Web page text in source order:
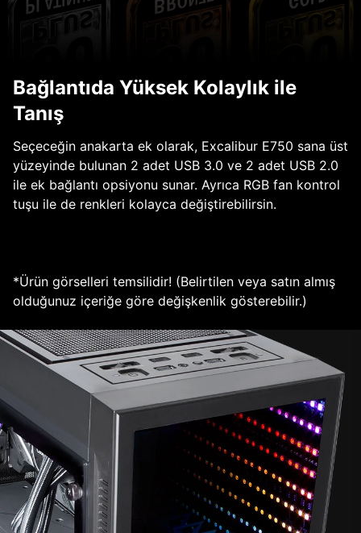
Bağlantıda Yüksek Kolaylık ile
Tanış
Seçeceğin anakarta ek olarak, Excalibur E750 sana üst
yüzeyinde bulunan 2 adet USB 3.0 ve 2 adet USB 2.0
ile ek bağlantı opsiyonu sunar. Ayrıca RGB fan kontrol
tuşu ile de renkleri kolayca değiştirebilirsin.
*Ürün görselleri temsilidir! (Belirtilen veya satın almış
olduğunuz içeriğe göre değişkenlik gösterebilir.)